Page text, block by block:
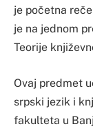
je početna
je na jednom
Teorije
Ovaj predmet
srpski jezik i
fakulteta u